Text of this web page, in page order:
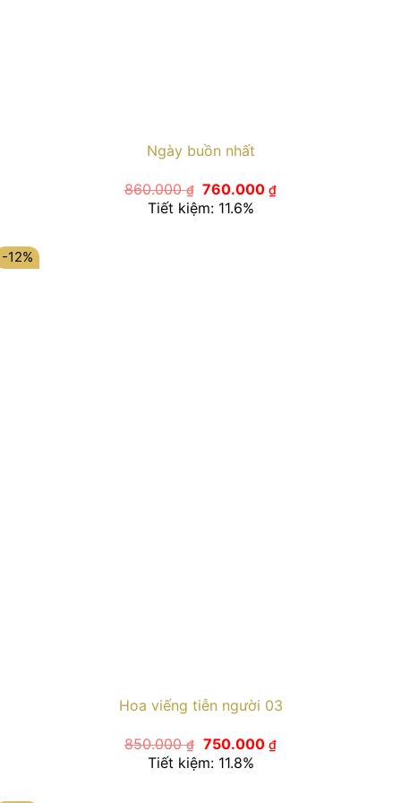
Ngày buồn nhất
860.000₫ Giá
gốc
là:
760.000₫Giá
Tiết kiệm: 11.6%
-12%
Hoa viếng tiễn người 03
850.000₫ Giá
gốc
là:
750.000 ₫Giá
hiện
Tiết kiệm: 11.8%